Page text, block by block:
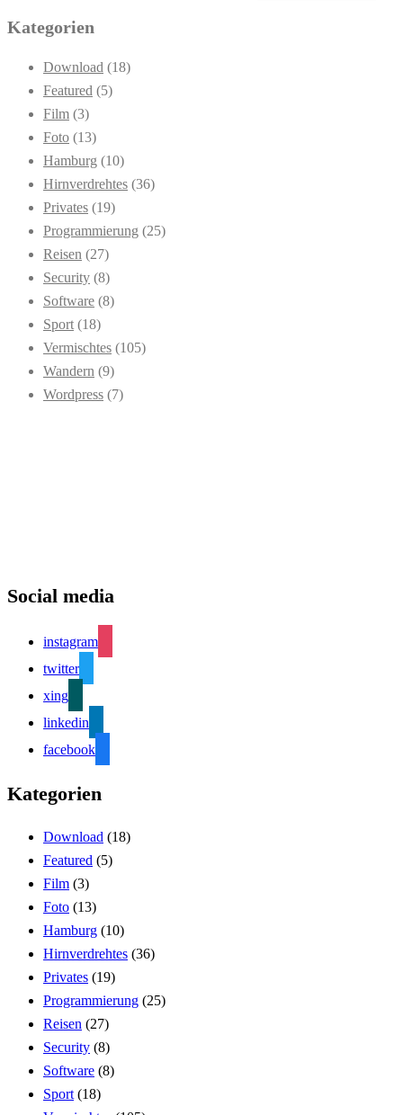
Kategorien
Download (18)
Featured (5)
Film (3)
Foto (13)
Hamburg (10)
Hirnverdrehtes (36)
Privates (19)
Programmierung (25)
Reisen (27)
Security (8)
Software (8)
Sport (18)
Vermischtes (105)
Wandern (9)
Wordpress (7)
Social media
instagram
twitter
xing
linkedin
facebook
Kategorien
Download (18)
Featured (5)
Film (3)
Foto (13)
Hamburg (10)
Hirnverdrehtes (36)
Privates (19)
Programmierung (25)
Reisen (27)
Security (8)
Software (8)
Sport (18)